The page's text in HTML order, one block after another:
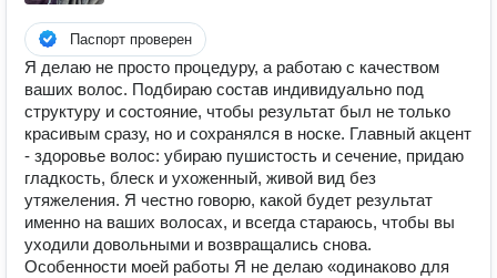
Паспорт проверен
Я делаю не просто процедуру, а работаю с качеством
ваших волос. Подбираю состав индивидуально под
структуру и состояние, чтобы результат был не только
красивым сразу, но и сохранялся в носке. Главный акцент
- здоровье волос: убираю пушистость и сечение, придаю
гладкость, блеск и ухоженный, живой вид без
утяжеления. Я честно говорю, какой будет результат
именно на ваших волосах, и всегда стараюсь, чтобы вы
уходили довольными и возвращались снова.
Особенности моей работы Я не делаю «одинаково для